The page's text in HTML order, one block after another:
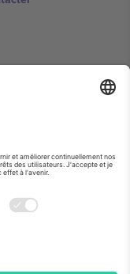
peut changer en
les mentions